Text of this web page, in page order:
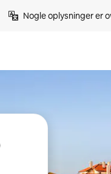
Nogle oplysninger er